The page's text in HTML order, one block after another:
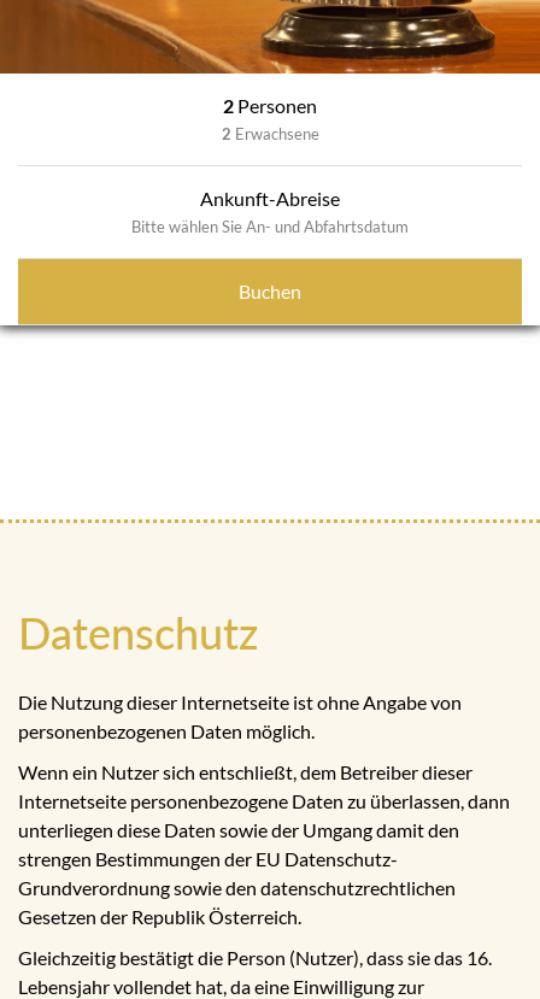
2 Personen
2 Erwachsene
Ankunft-Abreise
Bitte wählen Sie An- und Abfahrtsdatum
Buchen
Datenschutz
Die Nutzung dieser Internetseite ist ohne Angabe von
personenbezogenen Daten möglich.
Wenn ein Nutzer sich entschließt, dem Betreiber dieser
Internetseite personenbezogene Daten zu überlassen, dann
unterliegen diese Daten sowie der Umgang damit den
strengen Bestimmungen der EU Datenschutz-
Grundverordnung sowie den datenschutzrechtlichen
Gesetzen der Republik Österreich.
Gleichzeitig bestätigt die Person (Nutzer), dass sie das 16.
Lebensjahr vollendet hat, da eine Einwilligung zur